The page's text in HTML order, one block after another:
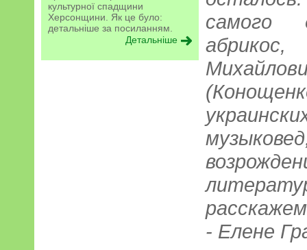
культурної спадщини
Херсонщини. Як це було:
детальніше за посиланням.
Детальніше
самого
- Елене